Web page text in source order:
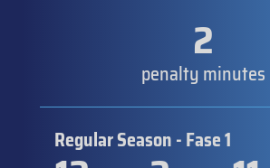
2
penalty minutes
Regular Season - Fase 1